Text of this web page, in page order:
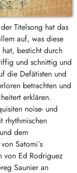
Titelsong hat das
auf, was diese
besticht durch
und schnittig und
die Defätisten und
betrachten und
erklären.
noise- und
rhythmischen
dem
Satomi´s
von Ed Rodriguez
Saunier an